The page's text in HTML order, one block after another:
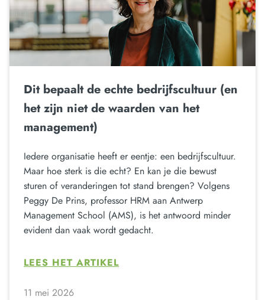
Dit bepaalt de echte bedrijfscultuur (en
het zijn niet de waarden van het
management)
Iedere organisatie heeft er eentje: een bedrijfscultuur.
Maar hoe sterk is die echt? En kan je die bewust
sturen of veranderingen tot stand brengen? Volgens
Peggy De Prins, professor HRM aan Antwerp
Management School (AMS), is het antwoord minder
evident dan vaak wordt gedacht.
LEES HET ARTIKEL
11 mei 2026